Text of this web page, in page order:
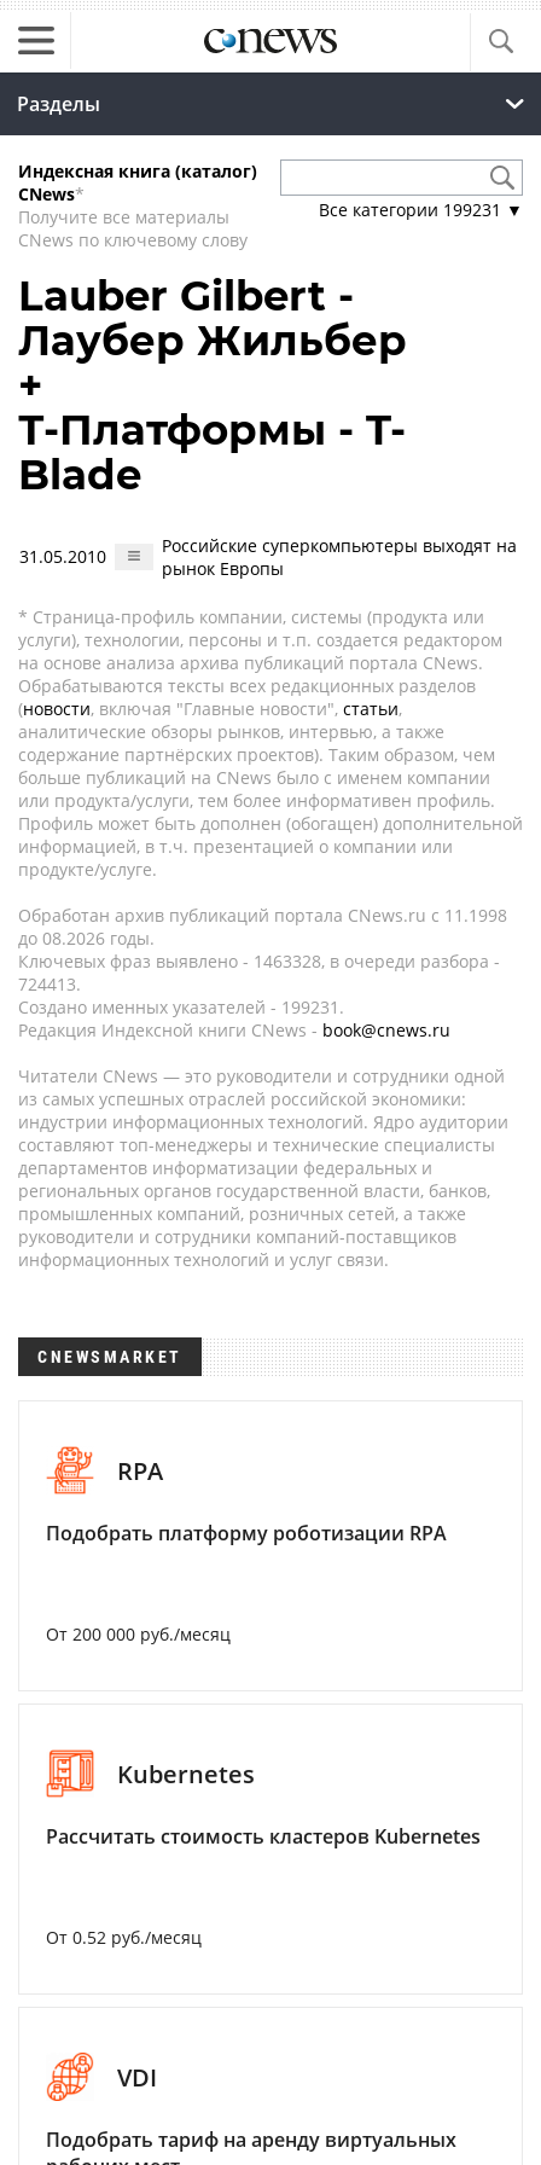
Разделы
Индексная книга (каталог)
CNews*
Получите все материалы
CNews по ключевому слову
Все категории 199231 ▼
Lauber Gilbert -
Лаубер Жильбер
+
Т-Платформы - T-
Blade
31.05.2010
Российские суперкомпьютеры выходят на
рынок Европы
* Страница-профиль компании, системы (продукта или
услуги), технологии, персоны и т.п. создается редактором
на основе анализа архива публикаций портала CNews.
Обрабатываются тексты всех редакционных разделов
(новости, включая "Главные новости", статьи,
аналитические обзоры рынков, интервью, а также
содержание партнёрских проектов). Таким образом, чем
больше публикаций на CNews было с именем компании
или продукта/услуги, тем более информативен профиль.
Профиль может быть дополнен (обогащен) дополнительной
информацией, в т.ч. презентацией о компании или
продукте/услуге.
Обработан архив публикаций портала CNews.ru c 11.1998
до 08.2026 годы.
Ключевых фраз выявлено - 1463328, в очереди разбора -
724413.
Создано именных указателей - 199231.
Редакция Индексной книги CNews - book@cnews.ru
Читатели CNews — это руководители и сотрудники одной
из самых успешных отраслей российской экономики:
индустрии информационных технологий. Ядро аудитории
составляют топ-менеджеры и технические специалисты
департаментов информатизации федеральных и
региональных органов государственной власти, банков,
промышленных компаний, розничных сетей, а также
руководители и сотрудники компаний-поставщиков
информационных технологий и услуг связи.
CNEWSMARKET
RPA
Подобрать платформу роботизации RPA
От 200 000 руб./месяц
Kubernetes
Рассчитать стоимость кластеров Kubernetes
От 0.52 руб./месяц
VDI
Подобрать тариф на аренду виртуальных